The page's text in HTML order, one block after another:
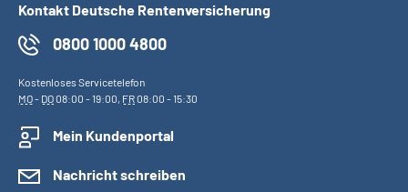
Kontakt Deutsche Rentenversicherung
0800 1000 4800
Kostenloses Servicetelefon
MO- DO08:00 - 19:00, FR08:00 - 15:30
Mein Kundenportal
Nachricht schreiben